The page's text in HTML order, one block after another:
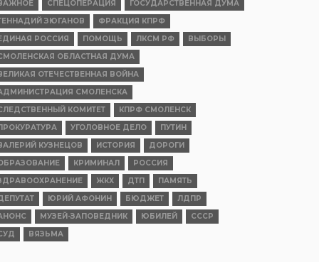
СПЕЦОПЕРАЦИЯ
ГОСУДАРСТВЕННАЯ ДУМА
ЗЮГАНОВ
ФРАКЦИЯ КПРФ
РОССИЯ
ПОМОЩЬ ЛКСМ РФ
ВЫБОРЫ
ОБЛАСТНАЯ ДУМА
ОТЕЧЕСТВЕННАЯ ВОЙНА
СМОЛЕНСКА
КОМИТЕТ
КПРФ СМОЛЕНСК
УГОЛОВНОЕ ДЕЛО
ПУТИН
КУЗНЕЦОВ
ИСТОРИЯ
ДОРОГИ
КРИМИНАЛ
РОССИЯ
ЖКХ ДТП
ПАМЯТЬ
ЮРИЙ АФОНИН БЮДЖЕТ
ЛДПР
МУЗЕЙ-ЗАПОВЕДНИК ЮБИЛЕЙ
СССР
ВЯЗЬМА